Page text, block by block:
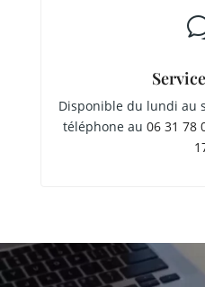
Disponible du lundi au
téléphone au06 31 78